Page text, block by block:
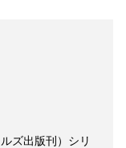
ズ出版刊）シリ